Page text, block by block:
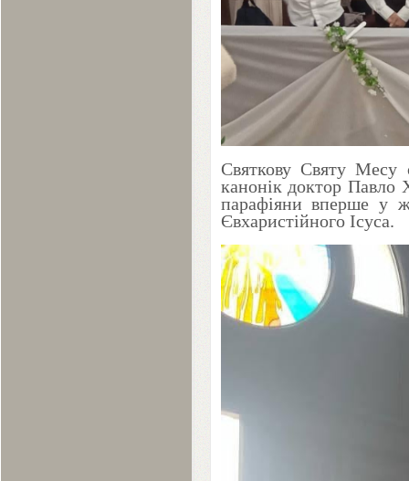
Святкову Святу Месу
канонік доктор Павло
парафіяни вперше у
Євхаристійного Ісуса.